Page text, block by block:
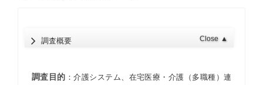
調査概要 Close ▲
調査目的 ：介護システム、在宅医療・介護（多職種）連